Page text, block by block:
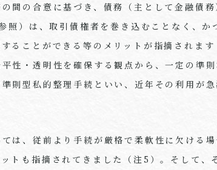
間の合意に基づき、債務（主として金融債務
照）は、取引債権者を巻き込むことなく、か
ることができる等のメリットが指摘されま
性・透明性を確保する観点から、一定の準則
則型私的整理手続といい、近年その利用が
は、従前より手続が厳格で柔軟性に欠ける
トも指摘されてきました（注5）。そして、